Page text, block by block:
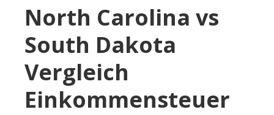
North Carolina vs
South Dakota
Vergleich
Einkommensteuer